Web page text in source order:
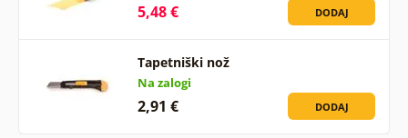
5,48 € DODAJ
Tapetniški nož
Na zalogi
2,91 € DODAJ